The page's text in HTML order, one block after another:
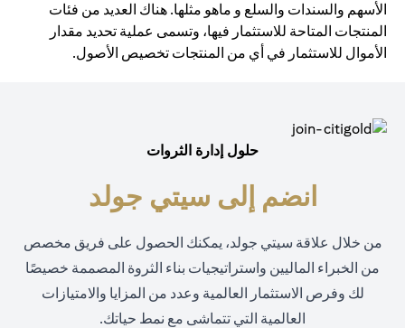
الأسهم والسندات والسلع و ماهو مثلها. هناك العديد من فئات
المنتجات المتاحة للاستثمار فيها، وتسمى عملية تحديد مقدار
الأموال للاستثمار في أي من المنتجات تخصيص الأصول.
حلول إدارة الثروات
انضم إلى سيتي جولد
من خلال علاقة سيتي جولد، يمكنك الحصول على فريق مخصص
من الخبراء الماليين واستراتيجيات بناء الثروة المصممة خصيصًا
لك وفرص الاستثمار العالمية وعدد من المزايا والامتيازات
العالمية التي تتماشى مع نمط حياتك.